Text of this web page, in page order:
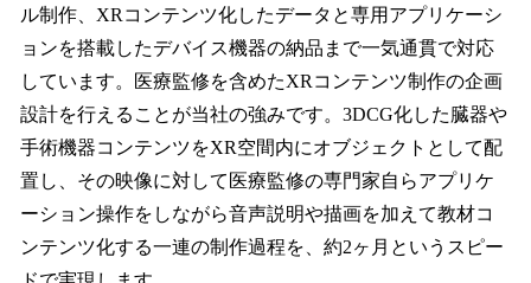
ル制作、XRコンテンツ化したデータと専用アプリケーシ
ョンを搭載したデバイス機器の納品まで一気通貫で対応
しています。医療監修を含めたXRコンテンツ制作の企画
設計を行えることが当社の強みです。3DCG化した臓器や
手術機器コンテンツをXR空間内にオブジェクトとして配
置し、その映像に対して医療監修の専門家自らアプリケ
ーション操作をしながら音声説明や描画を加えて教材コ
ンテンツ化する一連の制作過程を、約2ヶ月というスピー